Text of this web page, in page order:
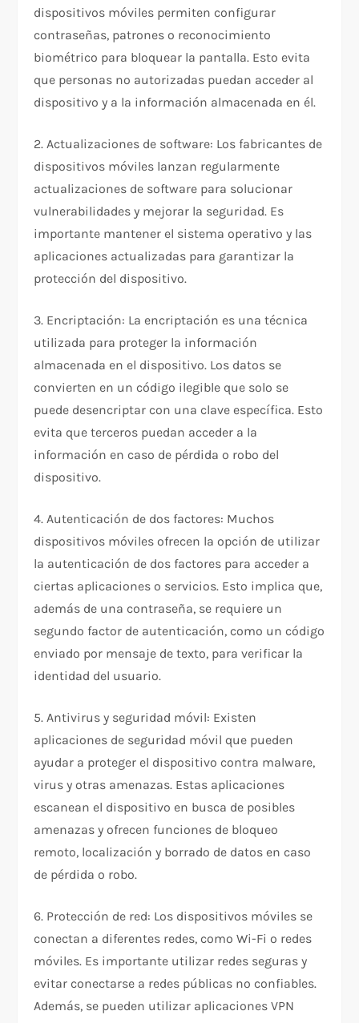
dispositivos móviles permiten configurar
contraseñas, patrones o reconocimiento
biométrico para bloquear la pantalla. Esto evita
que personas no autorizadas puedan acceder al
dispositivo y a la información almacenada en él.
2. Actualizaciones de software: Los fabricantes de
dispositivos móviles lanzan regularmente
actualizaciones de software para solucionar
vulnerabilidades y mejorar la seguridad. Es
importante mantener el sistema operativo y las
aplicaciones actualizadas para garantizar la
protección del dispositivo.
3. Encriptación: La encriptación es una técnica
utilizada para proteger la información
almacenada en el dispositivo. Los datos se
convierten en un código ilegible que solo se
puede desencriptar con una clave específica. Esto
evita que terceros puedan acceder a la
información en caso de pérdida o robo del
dispositivo.
4. Autenticación de dos factores: Muchos
dispositivos móviles ofrecen la opción de utilizar
la autenticación de dos factores para acceder a
ciertas aplicaciones o servicios. Esto implica que,
además de una contraseña, se requiere un
segundo factor de autenticación, como un código
enviado por mensaje de texto, para verificar la
identidad del usuario.
5. Antivirus y seguridad móvil: Existen
aplicaciones de seguridad móvil que pueden
ayudar a proteger el dispositivo contra malware,
virus y otras amenazas. Estas aplicaciones
escanean el dispositivo en busca de posibles
amenazas y ofrecen funciones de bloqueo
remoto, localización y borrado de datos en caso
de pérdida o robo.
6. Protección de red: Los dispositivos móviles se
conectan a diferentes redes, como Wi-Fi o redes
móviles. Es importante utilizar redes seguras y
evitar conectarse a redes públicas no confiables.
Además, se pueden utilizar aplicaciones VPN